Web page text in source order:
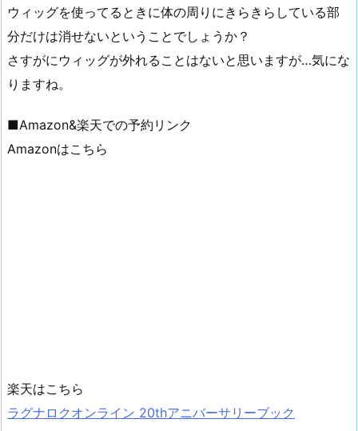
ウィッグを使ってるときに体の周りにきらきらしている部
分だけは消せないということでしょうか？
さすがにウィッグが外れることはないと思いますが…気にな
りますね。
■Amazon&楽天での予約リンク
Amazonはこちら
楽天はこちら
ラグナロクオンライン 20thアニバーサリーブック